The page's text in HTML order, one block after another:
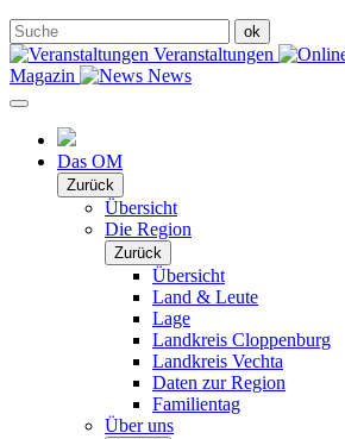
Veranstaltungen
Magazin
News
Das OM
Zurück
Übersicht
Die Region
Zurück
Übersicht
Land & Leute
Lage
Landkreis Cloppenburg
Landkreis Vechta
Daten zur Region
Familientag
Über uns